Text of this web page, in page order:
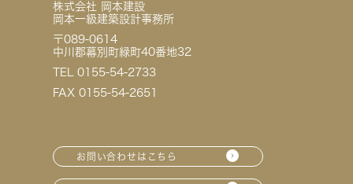
株式会社 岡本建設
岡本一級建築設計事務所
〒089-0614
中川郡幕別町緑町40番地32
TEL 0155-54-2733
FAX 0155-54-2651
お問い合わせはこちら